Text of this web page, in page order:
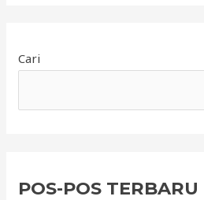
Cari
POS-POS TERBARU